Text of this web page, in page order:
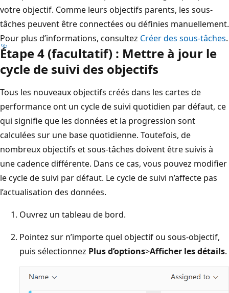
votre objectif. Comme leurs objectifs parents, les sous-
tâches peuvent être connectées ou définies manuellement.
Pour plus d’informations, consultez Créer des sous-tâches.
Étape 4 (facultatif) : Mettre à jour le
cycle de suivi des objectifs
Tous les nouveaux objectifs créés dans les cartes de
performance ont un cycle de suivi quotidien par défaut, ce
qui signifie que les données et la progression sont
calculées sur une base quotidienne. Toutefois, de
nombreux objectifs et sous-tâches doivent être suivis à
une cadence différente. Dans ce cas, vous pouvez modifier
le cycle de suivi par défaut. Le cycle de suivi n’affecte pas
l’actualisation des données.
Ouvrez un tableau de bord.
Pointez sur n’importe quel objectif ou sous-objectif,
puis sélectionnez Plus d’options>Afficher les détails.